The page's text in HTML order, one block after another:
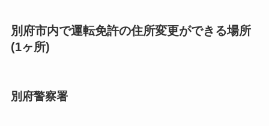
別府市内で運転免許の住所変更ができる場所
(1ヶ所)
別府警察署